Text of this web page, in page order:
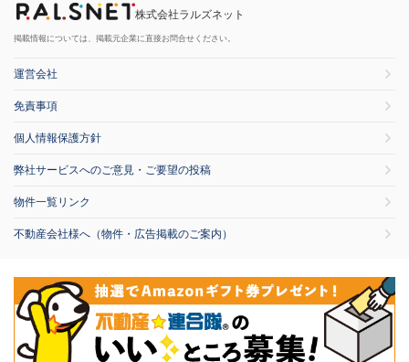
株式会社ラルズネット
掲載情報については、掲載元企業に直接お問合せください。
運営会社
免責事項
個人情報保護方針
弊社サービスへのご意見・ご要望の投稿
物件一覧リンク
不動産会社様へ（物件・広告掲載のご案内）